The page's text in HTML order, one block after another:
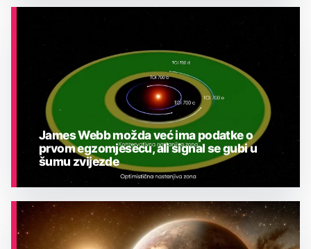
ASTRONOMIJA
James Webb možda već ima podatke o
prvom egzomjesecu, ali signal se gubi u
šumu zvijezde